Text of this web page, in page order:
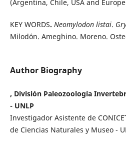
(Argentina, Chile, USA and
KEY WORDS. Neomylodon listai.
Milodón. Ameghino. Moreno.
Author Biography
, División Paleozoología
- UNLP
Investigador Asistente de
de Ciencias Naturales y Museo -